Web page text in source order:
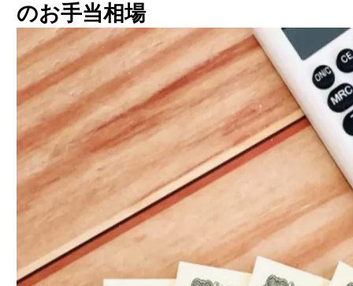
のお手当相場